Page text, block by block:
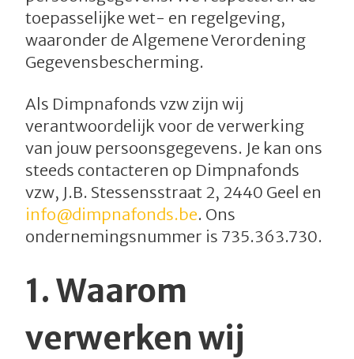
toepasselijke wet- en regelgeving,
waaronder de Algemene Verordening
Gegevensbescherming.
Als Dimpnafonds vzw zijn wij
verantwoordelijk voor de verwerking
van jouw persoonsgegevens. Je kan ons
steeds contacteren op Dimpnafonds
vzw, J.B. Stessensstraat 2, 2440 Geel en
info@dimpnafonds.be. Ons
ondernemingsnummer is 735.363.730.
1. Waarom
verwerken wij